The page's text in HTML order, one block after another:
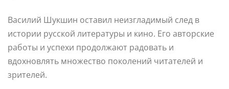
Василий Шукшин оставил неизгладимый след в
истории русской литературы и кино. Его авторские
работы и успехи продолжают радовать и
вдохновлять множество поколений читателей и
зрителей.